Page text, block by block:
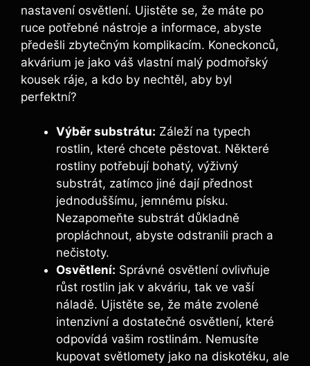
nastavení ⁣osvětlení. Ujistěte se, že máte⁤ po
ruce potřebné⁢ nástroje ‍a informace, abyste‍
předešli zbytečným komplikacím. Koneckonců,
akvárium je ‍jako⁣ váš vlastní malý‌ podmořský
kousek ⁤ráje, a kdo by ​nechtěl, ‍aby byl
perfektní?
Výběr substrátu: Záleží na⁢ typech
‍rostlin, ⁢které chcete pěstovat. Některé
rostliny potřebují⁣ bohatý, výživný‍
substrát, zatímco jiné dají přednost⁣
jednoduššímu, jemnému písku.
Nezapomeňte substrát ​důkladně
propláchnout,⁣ abyste odstranili⁤ prach a
nečistoty.
Osvětlení: Správné osvětlení​ ovlivňuje
růst‍ rostlin jak v akváriu,‌ tak ve⁤ vaší ​
náladě. Ujistěte se, ​že ​máte zvolené
intenzivní a dostatečné osvětlení, které
odpovídá vašim rostlinám. Nemusíte
kupovat světlomety ⁢jako na diskotéku, ale